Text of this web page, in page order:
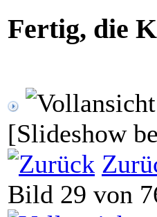
Fertig, die
[Slideshow
Bild 29 von